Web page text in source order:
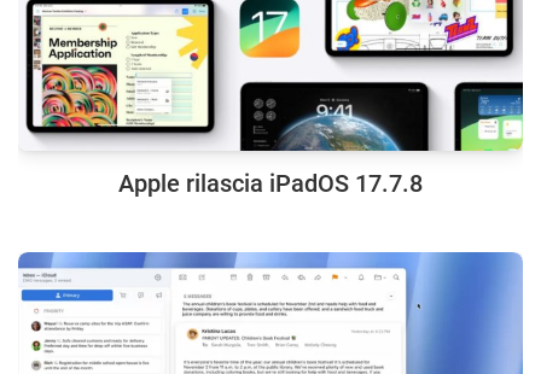
Apple rilascia iPadOS 17.7.8